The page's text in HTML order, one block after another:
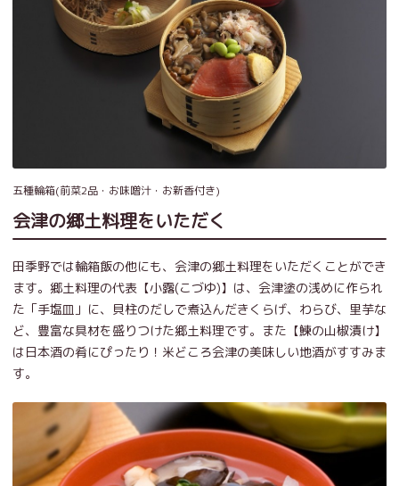
五種輪箱(前菜2品・お味噌汁・お新香付き)
会津の郷土料理をいただく
田季野では輪箱飯の他にも、会津の郷土料理をいただくことができ
ます。郷土料理の代表【小露(こづゆ)】は、会津塗の浅めに作られ
た「手塩皿」に、貝柱のだしで煮込んだきくらげ、わらび、里芋な
ど、豊富な具材を盛りつけた郷土料理です。また【鰊の山椒漬け】
は日本酒の肴にぴったり！米どころ会津の美味しい地酒がすすみま
す。